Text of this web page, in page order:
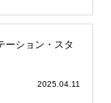
ーション・スタ
2025.04.11